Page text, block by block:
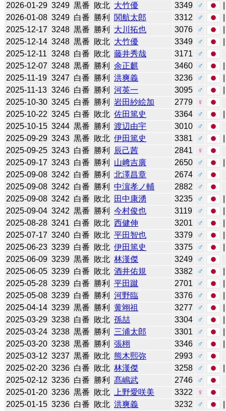
2026-01-29 3249 黒番 敗北 大竹優 3349 ♂
2026-01-08 3249 白番 勝利 関航太郎 3312 ♂
2025-12-17 3248 黒番 勝利 大川拓也 3076 ♂
2025-12-14 3248 黒番 敗北 大竹優 3349 ♂
2025-12-11 3248 白番 敗北 藤井秀哉 3171
♂
2025-12-07 3248 黒番 勝利 余正麒 3460 ♂
2025-11-19 3247 白番 勝利 洪爽義 3236 ♂
2025-11-13 3246 白番 勝利 河英一 3095 ♂
2025-10-30 3245 白番 勝利 岩田紗絵加 2779
♀
2025-10-22 3245 白番 敗北 佐田篤史 3364 ♂
2025-10-15 3244 黒番 勝利 渡辺由宇 3010
♂
2025-09-29 3243 黒番 敗北 伊田篤史 3381 ♂
2025-09-25 3243 白番 勝利 辰己茜 2841
♀
2025-09-17 3243 白番 勝利 山﨑吉廣 2650 ♂
2025-09-08 3242 白番 勝利 北澤昌章 2674
♂
2025-09-08 3242 白番 勝利 中濵孝ノ輔 2882
♂
2025-09-08 3242 白番 敗北 田中康湧 3235 ♂
2025-09-04 3242 黒番 勝利 今村俊也 3119 ♂
2025-08-28 3241 白番 敗北 西健伸 3201 ♂
2025-07-17 3240 白番 敗北 平田智也 3379 ♂
2025-06-23 3239 白番 敗北 伊田篤史 3375 ♂
2025-06-09 3239 黒番 敗北 林漢傑 3249
♂
2025-06-05 3239 白番 敗北 酒井佑規 3382 ♂
2025-05-28 3239 白番 勝利 平田蹴 2701 ♂
2025-05-08 3239 白番 勝利 河野臨 3376 ♂
2025-04-14 3239 黒番 勝利 黄翊祖 3277 ♂
2025-03-29 3238 白番 敗北 孫喆 3304 ♂
2025-03-24 3238 黒番 勝利 三浦太郎 3301 ♂
2025-03-20 3238 黒番 勝利 張栩 3346 ♂
2025-03-12 3237 黒番 敗北 熊木熙弥 2993
♂
2025-02-20 3236 白番 敗北 林漢傑 3258 ♂
2025-02-12 3236 白番 勝利 髙嶋武 2746
♂
2025-01-20 3236 黒番 敗北 上野愛咲美 3322
♀
2025-01-15 3236 白番 敗北 洪爽義 3232 ♂